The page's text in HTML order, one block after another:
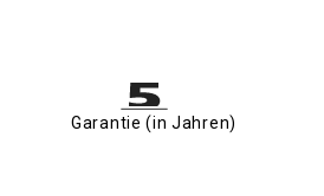
Garantie (in Jahren)